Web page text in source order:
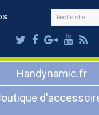
Rechercher
Twitter
Facebook
Google
Plus
Handynamic.fr